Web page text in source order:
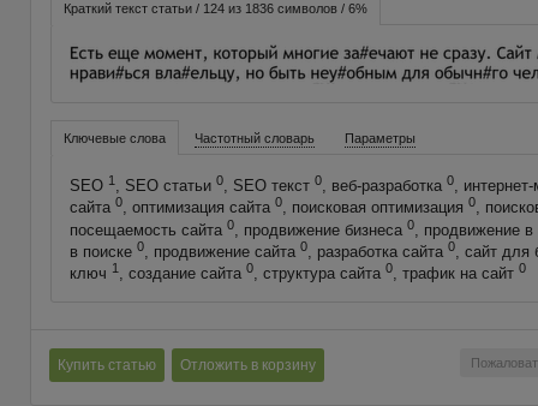
Краткий текст статьи / 124 из 1836 символов / 6%
Ключевые слова Частотный словарь Параметры
SEO 1, SEO статьи 0, SEO текст 0, веб-разработка 0,
сайта 0, оптимизация сайта 0, поисковая оптимизация 0,
посещаемость сайта 0, продвижение бизнеса 0, продвижение в
в поиске 0, продвижение сайта 0, разработка сайта 0, сайт для
ключ 1 , создание сайта 0, структура сайта 0, трафик на сайт 0
Купить статью Отложить в корзину